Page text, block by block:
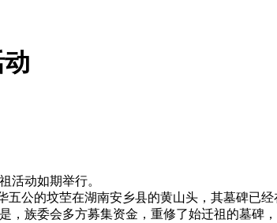
活动如期举行。
公的坟茔在湖南安乡县的黄山头，其墓碑已
族委会多方募集资金，重修了始迁祖的墓碑